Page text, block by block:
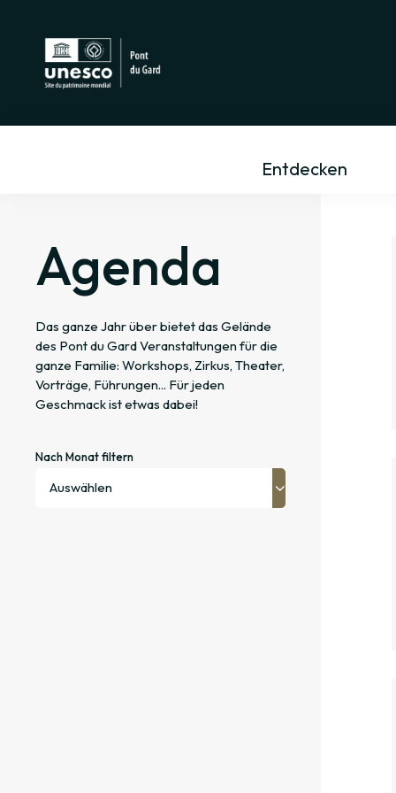
Entdecken
Agenda
Das ganze Jahr über bietet das Gelände
des Pont du Gard Veranstaltungen für die
ganze Familie: Workshops, Zirkus, Theater,
Vorträge, Führungen... Für jeden
Geschmack ist etwas dabei!
Nach Monat filtern
Auswählen